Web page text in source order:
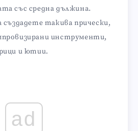
със средна дължина.
такива прически,
инструменти,
и ютии.
ad